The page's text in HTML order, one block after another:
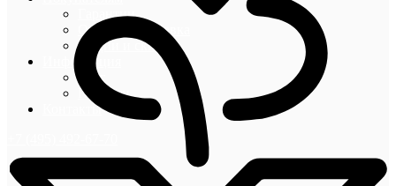
Гарантии
Оплата и доставка
Акции и скидки
Информация
Блог
Новости
Контакты